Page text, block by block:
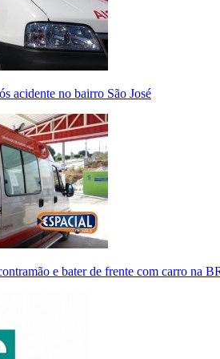
acidente no bairro São José
e bater de frente com carro na